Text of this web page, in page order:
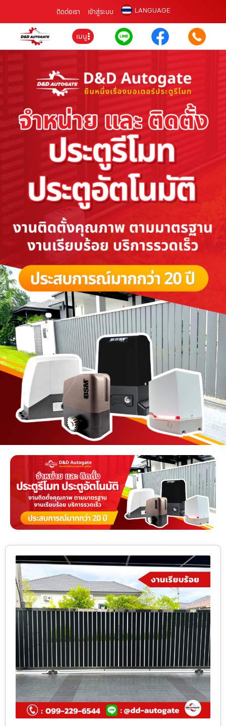
ติดต่อเรา เข้าสู่ระบบ LANGUAGE
เมนู